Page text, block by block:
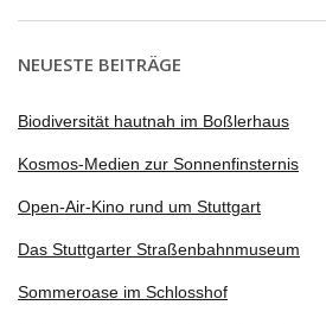
NEUESTE BEITRÄGE
Biodiversität hautnah im Boßlerhaus
Kosmos-Medien zur Sonnenfinsternis
Open-Air-Kino rund um Stuttgart
Das Stuttgarter Straßenbahnmuseum
Sommeroase im Schlosshof